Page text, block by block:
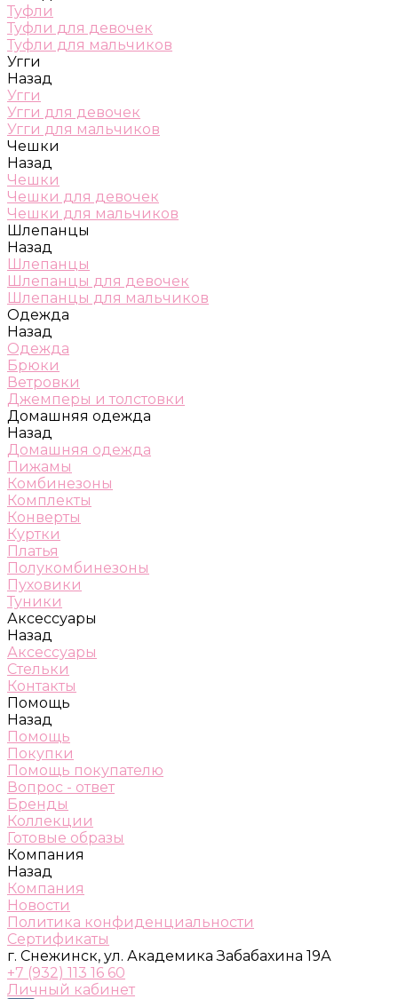
Туфли
Туфли для девочек
Туфли для мальчиков
Угги
Назад
Угги
Угги для девочек
Угги для мальчиков
Чешки
Назад
Чешки
Чешки для девочек
Чешки для мальчиков
Шлепанцы
Назад
Шлепанцы
Шлепанцы для девочек
Шлепанцы для мальчиков
Одежда
Назад
Одежда
Брюки
Ветровки
Джемперы и толстовки
Домашняя одежда
Назад
Домашняя одежда
Пижамы
Комбинезоны
Комплекты
Конверты
Куртки
Платья
Полукомбинезоны
Пуховики
Туники
Аксессуары
Назад
Аксессуары
Стельки
Контакты
Помощь
Назад
Помощь
Покупки
Помощь покупателю
Вопрос - ответ
Бренды
Коллекции
Готовые образы
Компания
Назад
Компания
Новости
Политика конфиденциальности
Сертификаты
г. Снежинск, ул. Академика Забабахина 19А
+7 (932) 113 16 60
Личный кабинет